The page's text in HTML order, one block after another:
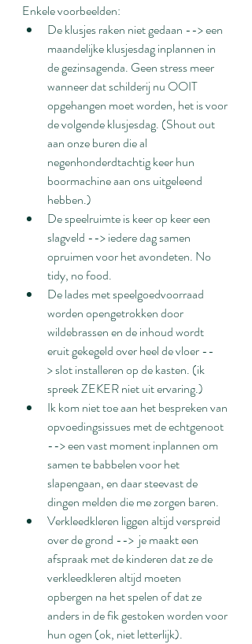
Enkele voorbeelden:
De klusjes raken niet gedaan --> een
maandelijke klusjesdag inplannen in
de gezinsagenda. Geen stress meer
wanneer dat schilderij nu OOIT
opgehangen moet worden, het is voor
de volgende klusjesdag. (Shout out
aan onze buren die al
negenhonderdtachtig keer hun
boormachine aan ons uitgeleend
hebben.)
De speelruimte is keer op keer een
slagveld --> iedere dag samen
opruimen voor het avondeten. No
tidy, no food.
De lades met speelgoedvoorraad
worden opengetrokken door
wildebrassen en de inhoud wordt
eruit gekegeld over heel de vloer --
> slot installeren op de kasten. (ik
spreek ZEKER niet uit ervaring.)
Ik kom niet toe aan het bespreken van
opvoedingsissues met de echtgenoot
--> een vast moment inplannen om
samen te babbelen voor het
slapengaan, en daar steevast de
dingen melden die me zorgen baren.
Verkleedkleren liggen altijd verspreid
over de grond -->  je maakt een
afspraak met de kinderen dat ze de
verkleedkleren altijd moeten
opbergen na het spelen of dat ze
anders in de fik gestoken worden voor
hun ogen (ok, niet letterlijk).